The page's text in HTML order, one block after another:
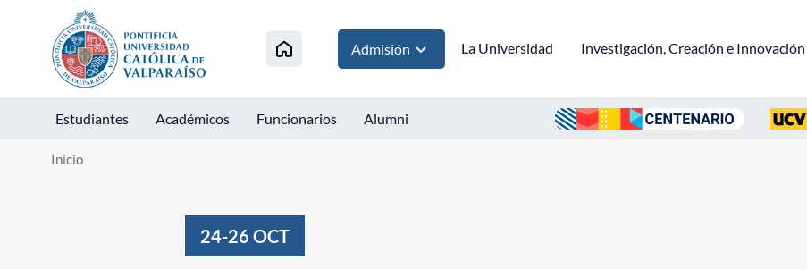
Click acá para ir directamente al contenido
Admisión La Universidad Investigación, Creación e Innovación
Estudiantes Académicos Funcionarios Alumni
Inicio
24-26 OCT